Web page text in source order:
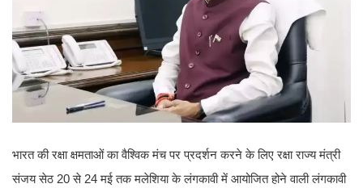
भारत की रक्षा क्षमताओं का वैश्विक मंच पर प्रदर्शन करने के लिए रक्षा राज्य मंत्री
संजय सेठ 20 से 24 मई तक मलेशिया के लंगकावी में आयोजित होने वाली लंगकावी